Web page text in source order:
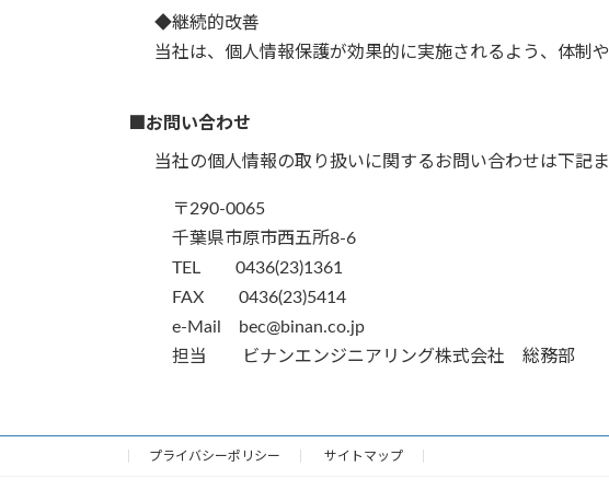
◆継続的改善
当社は、個人情報保護が効果的に実施されるよう、体制
■お問い合わせ
当社の個人情報の取り扱いに関するお問い合わせは下記
〒290-0065
千葉県市原市西五所8-6
TEL 0436(23)1361
FAX 0436(23)5414
e-Mail bec@binan.co.jp
担当
ビナンエンジニアリング株式会社 総務部
プライバシーポリシー サイトマップ